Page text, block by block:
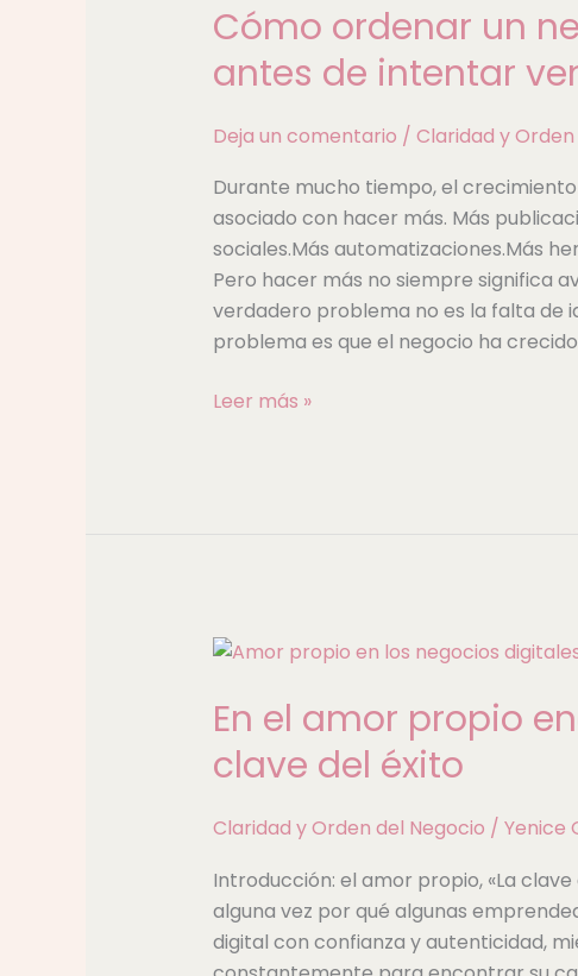
Cómo ordenar un
antes de intentar
Deja un comentario / Claridad y
Durante mucho tiempo, el
asociado con hacer más. Más
sociales.Más automatizaciones.Más
Pero hacer más no siempre significa
verdadero problema no es la falta de
problema es que el negocio ha
un
digital
de
intentar
vender
más
Leer más »
En el amor propio
clave del éxito
Claridad y Orden del Negocio / Yenice
Introducción: el amor propio, «La
alguna vez por qué algunas
digital con confianza y autenticidad,
En
amor
propio
encontrarás
clave
del
éxito